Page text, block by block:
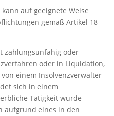
auf geeignete Weise
gemäß Artikel 18
zahlungsunfähig oder
oder in Liquidation,
einem Insolvenzverwalter
sich in einem
Tätigkeit wurde
aufgrund eines in den